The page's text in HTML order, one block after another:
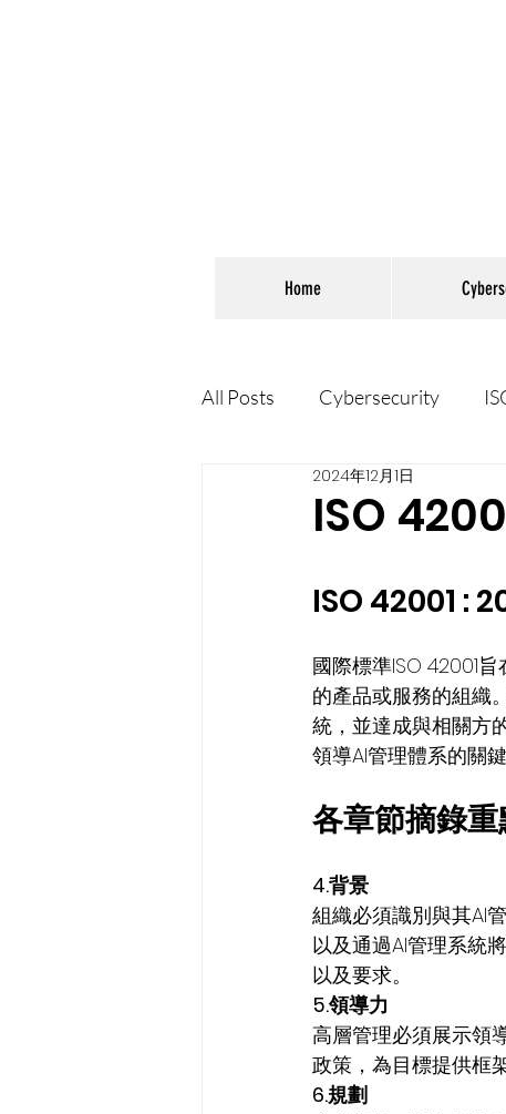
Home
All Posts Cybersecurity
ISO
2024年12月1日
ISO 42001 :
國際標準ISO 42001
的產品或服務的組織
統，並達成與相關方
領導AI管理體系的關鍵
各章節摘錄
4.背景
組織必須識別與其AI
以及通過AI管理系統
以及要求。
5.領導力
高層管理必須展示領
政策，為目標提供框
6.規劃